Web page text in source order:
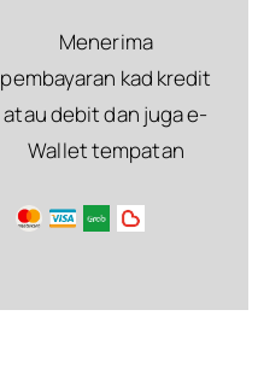
Menerima
pembayaran kad kredit
atau debit dan juga e-
Wallet tempatan